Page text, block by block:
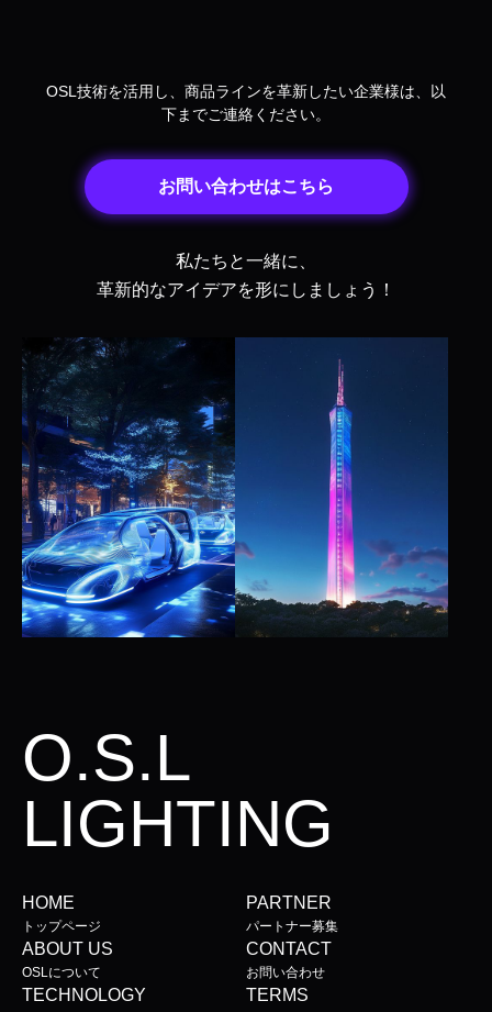
OSL技術を活用し、商品ラインを革新したい企業様は、以
下までご連絡ください。
お問い合わせはこちら
私たちと一緒に、
革新的なアイデアを形にしましょう！
O.S.L
LIGHTING
HOME
トップページ
PARTNER
パートナー募集
ABOUT US
OSLについて
CONTACT
お問い合わせ
TECHNOLOGY TERMS